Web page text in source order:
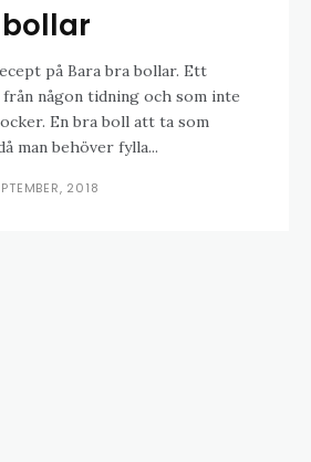
på Bara bra bollar. Ett
någon tidning och som inte
En bra boll att ta som
man behöver fylla...
2018